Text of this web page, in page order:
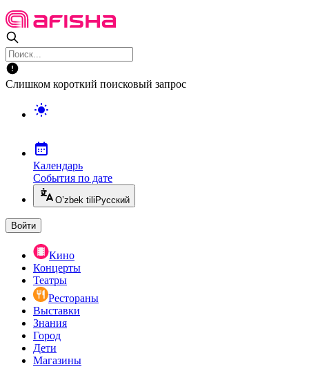
Слишком короткий поисковый запрос
Календарь
События по дате
O’zbek tili Русский
Войти
Кино
Концерты
Театры
Рестораны
Выставки
Знания
Город
Дети
Магазины